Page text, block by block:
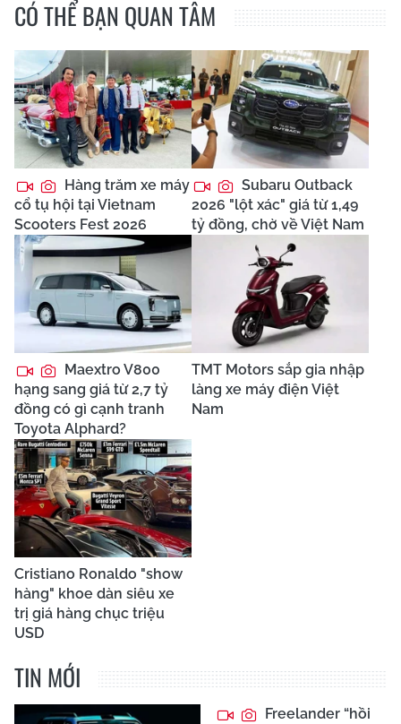
CÓ THỂ BẠN QUAN TÂM
Hàng trăm xe máy
cổ tụ hội tại Vietnam
Scooters Fest 2026
Subaru Outback
2026 "lột xác" giá từ 1,49
tỷ đồng, chờ về Việt Nam
Maextro V800
hạng sang giá từ 2,7 tỷ
đồng có gì cạnh tranh
Toyota Alphard?
TMT Motors sắp gia nhập
làng xe máy điện Việt
Nam
Cristiano Ronaldo "show
hàng" khoe dàn siêu xe
trị giá hàng chục triệu
USD
TIN MỚI
Freelander “hồi